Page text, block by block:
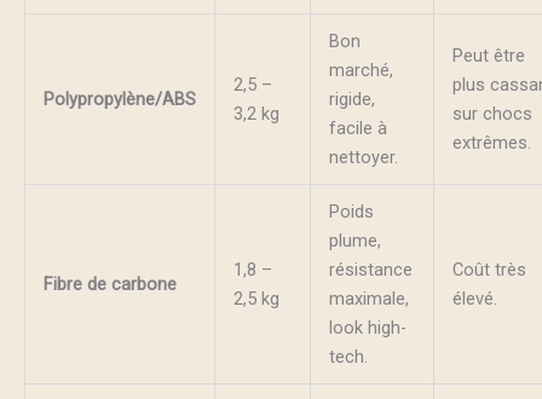
Polypropylène/ABS
2,5 –
3,2 kg
Bon
marché,
rigide,
facile à
nettoyer.
Peut être
plus
sur chocs
extrêmes.
Fibre de carbone
1,8 –
2,5 kg
Poids
plume,
résistance
maximale,
look high-
tech.
Coût très
élevé.